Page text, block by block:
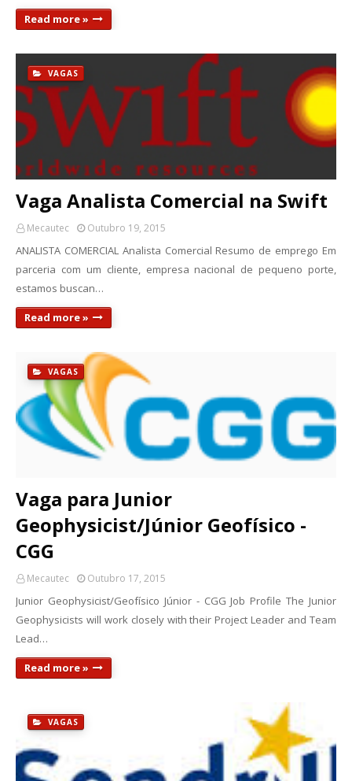
Read more »
VAGAS
Vaga Analista Comercial na Swift
Mecautec Outubro 19, 2015
ANALISTA COMERCIAL Analista Comercial Resumo de emprego Em
parceria com um cliente, empresa nacional de pequeno porte,
estamos buscan…
Read more »
VAGAS
Vaga para Junior
Geophysicist/Júnior Geofísico -
CGG
Mecautec Outubro 17, 2015
Junior Geophysicist/Geofísico Júnior - CGG Job Profile The Junior
Geophysicists will work closely with their Project Leader and Team
Lead…
Read more »
VAGAS